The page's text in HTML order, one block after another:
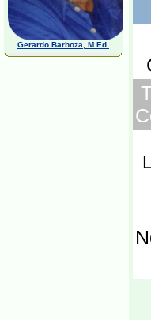
Gerardo Barboza, M.Ed.